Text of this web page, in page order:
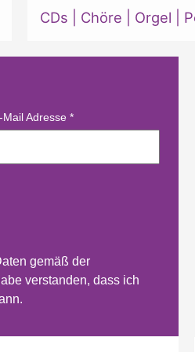
CDs Chöre Orgel
Mail Adresse *
gemäß der
verstanden, dass ich